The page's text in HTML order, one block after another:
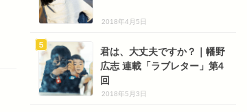
2018年4月5日
君は、大丈夫ですか？｜幡野
広志 連載「ラブレター」第4
回
2018年5月3日